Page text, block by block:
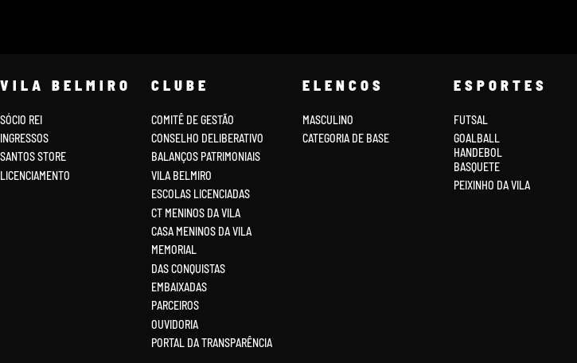
VILA BELMIRO
SÓCIO REI
INGRESSOS
SANTOS STORE
LICENCIAMENTO
CLUBE
COMITÊ DE GESTÃO
CONSELHO DELIBERATIVO
BALANÇOS PATRIMONIAIS
VILA BELMIRO
ESCOLAS LICENCIADAS
CT MENINOS DA VILA
CASA MENINOS DA VILA
MEMORIAL
DAS CONQUISTAS
EMBAIXADAS
PARCEIROS
OUVIDORIA
PORTAL DA TRANSPARÊNCIA
ELENCOS
MASCULINO
CATEGORIA DE BASE
ESPORTES
FUTSAL
GOALBALL
HANDEBOL
BASQUETE
PEIXINHO DA VILA